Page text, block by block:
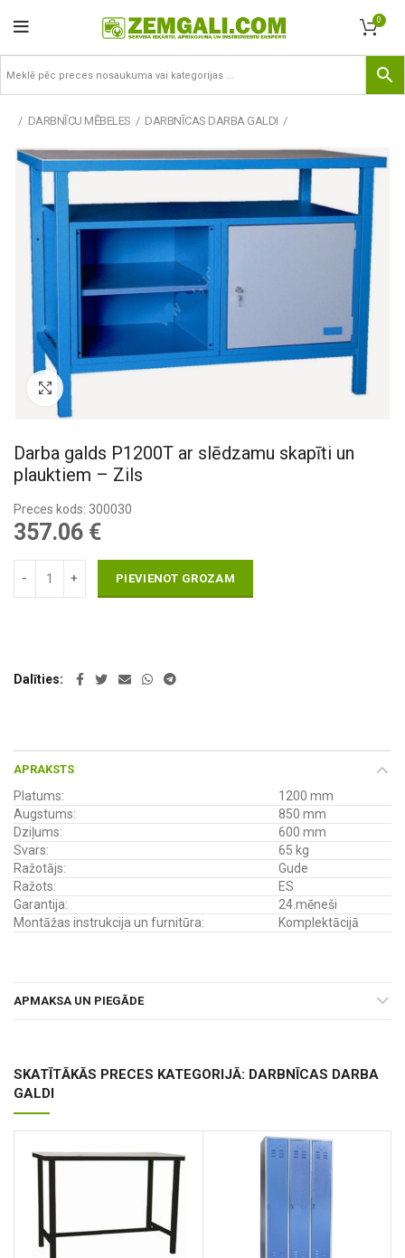
0
DARBNĪCU MĒBELES DARBNĪCAS DARBA GALDI
Darba galds P1200T ar slēdzamu skapīti un
plauktiem – Zils
Preces kods: 300030
357.06 €
PIEVIENOT GROZAM
Dalīties
APRAKSTS
Platums:
1200 mm
Augstums:
850 mm
Dziļums:
600 mm
Svars:
65 kg
Ražotājs:
Gude
Ražots:
ES
Garantija:
24.mēneši
Montāžas instrukcija un furnitūra:
Komplektācijā
APMAKSA UN PIEGĀDE
SKATĪTĀKĀS PRECES KATEGORIJĀ: DARBNĪCAS DARBA
GALDI